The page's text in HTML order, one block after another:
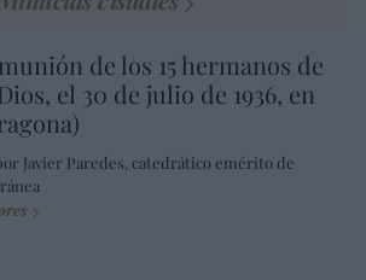
de los 15 hermanos de
el 30 de julio de 1936, en
Javier Paredes, catedrático emérito de